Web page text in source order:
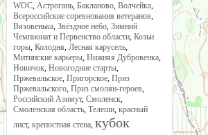
WOC, Астрогань, Бакланово, Волчейка,
Всероссийские соревнования ветеранов,
Вязовенька, Звёздное небо, Зимний
Чемпионат и Первенство области, Козьи
горы, Колодня, Лесная карусель,
Митинские карьеры, Нижняя Дубровенка,
Новичок, Новогодние старты,
Пржевальское, Пригорское, Приз
Пржевальского, Приз смолян-героев,
Российский Азимут, Смоленск,
Смоленская область, Телеши, красный
лист, крепостная стена, кубок